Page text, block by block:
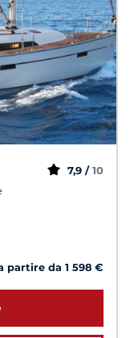
7,9 / 10
partire da 1 598 €